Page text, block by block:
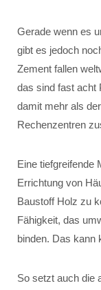
Gerade wenn es
gibt es jedoch
Zement fallen
das sind fast acht
damit mehr als
Rechenzentren
Eine tiefgreifende
Errichtung von
Baustoff Holz zu
Fähigkeit, das
binden. Das kann
So setzt auch die